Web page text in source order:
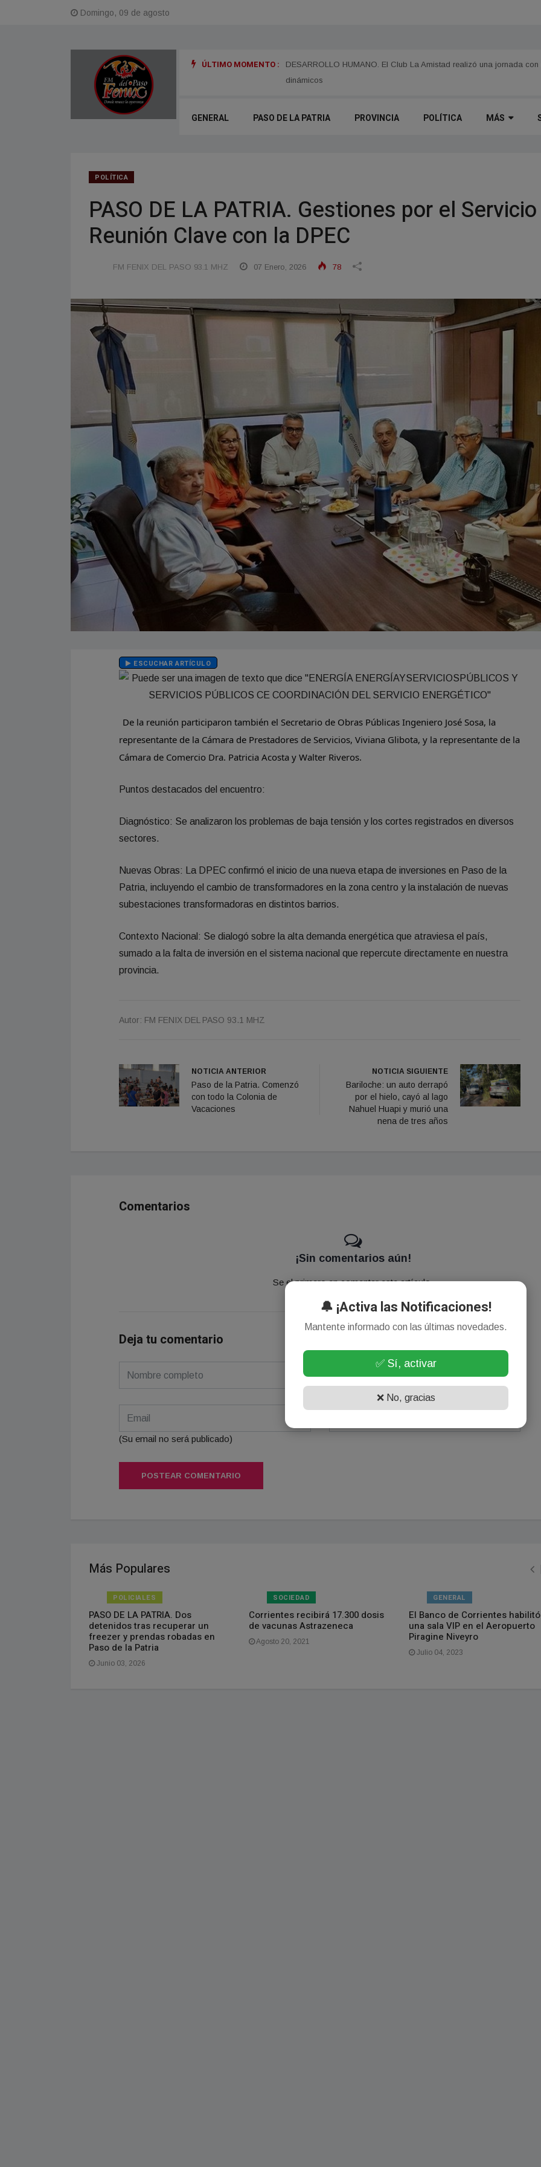
Domingo, 09 de agosto
ÚLTIMO MOMENTO :
realizó una jornada con ejercicios de movilidad, baile y juegos TIEMPO. Pronostican un fin de semana fresco y soleado en Corrientes
GENERAL PASO DE LA PATRIA PROVINCIA POLÍTICA MÁS
POLÍTICA
PASO DE LA PATRIA. Gestiones por el
Reunión Clave con la DPEC
FM FENIX DEL PASO 93.1 MHZ 07 Enero, 2026 78
ESCUCHAR ARTÍCULO
De la reunión participaron también el Secretario de Obras Públicas Ingeniero José Sosa, la
representante de la Cámara de Prestadores de Servicios, Viviana Glibota, y la representante de la
Cámara de Comercio Dra. Patricia Acosta y Walter Riveros.
Puntos destacados del encuentro:
Diagnóstico: Se analizaron los problemas de baja tensión y los cortes registrados en diversos
sectores.
Nuevas Obras: La DPEC confirmó el inicio de una nueva etapa de inversiones en Paso de la
Patria, incluyendo el cambio de transformadores en la zona centro y la instalación de nuevas
subestaciones transformadoras en distintos barrios.
Contexto Nacional: Se dialogó sobre la alta demanda energética que atraviesa el país,
sumado a la falta de inversión en el sistema nacional que repercute directamente en nuestra
provincia.
Autor: FM FENIX DEL PASO 93.1 MHZ
NOTICIA ANTERIOR
Paso de la Patria. Comenzó
con todo la Colonia de
Vacaciones
NOTICIA SIGUIENTE
Bariloche: un auto derrapó
por el hielo, cayó al lago
Nahuel Huapi y murió una
nena de tres años
Comentarios
¡Sin comentarios aún!
Se el primero en comentar este artículo.
Deja tu comentario
(Su email no será publicado)
POSTEAR COMENTARIO
Más Populares
POLICIALES
PASO DE LA PATRIA. Dos
detenidos tras recuperar un
freezer y prendas robadas en
Paso de la Patria
Junio 03, 2026
SOCIEDAD
Corrientes recibirá 17.300 dosis
de vacunas Astrazeneca
Agosto 20, 2021
GENERAL
El Banco de Corrientes habilitó
una sala VIP en el Aeropuerto
Piragine Niveyro
Julio 04, 2023
🔔 ¡Activa las Notificaciones!
Mantente informado con las últimas novedades.
✅ Sí, activar
❌ No, gracias